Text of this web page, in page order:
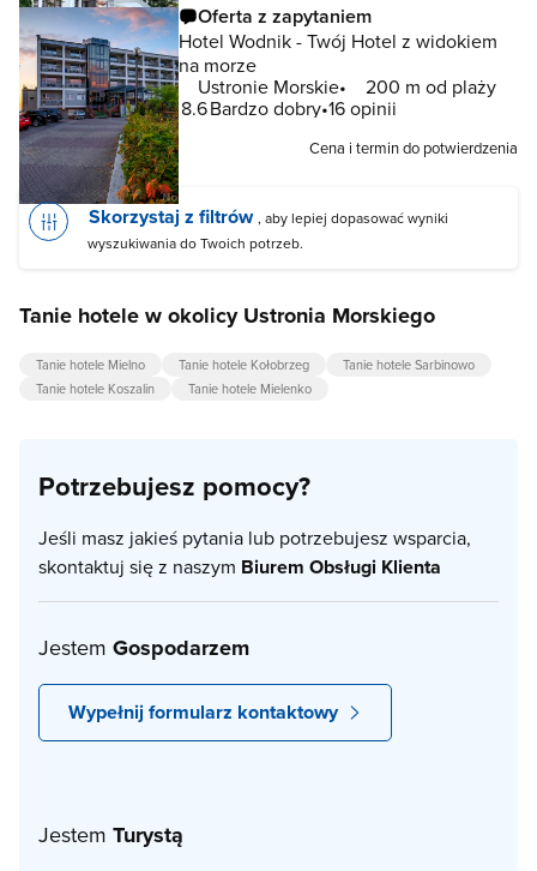
Oferta z zapytaniem
Hotel Wodnik - Twój Hotel z widokiem
na morze
Ustronie Morskie
200 m od plaży
8.6Bardzo dobry 16 opinii
Cena i termin do potwierdzenia
Skorzystaj z filtrów , aby lepiej dopasować wyniki
wyszukiwania do Twoich potrzeb.
Tanie hotele w okolicy Ustronia Morskiego
Tanie hotele Mielno Tanie hotele Kołobrzeg
Tanie hotele Sarbinowo
Tanie hotele Koszalin
Tanie hotele Mielenko
Potrzebujesz pomocy?
Jeśli masz jakieś pytania lub potrzebujesz wsparcia,
skontaktuj się z naszym Biurem Obsługi Klienta
Jestem Gospodarzem
Wypełnij formularz kontaktowy
Jestem Turystą